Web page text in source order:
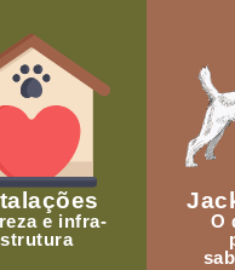
e infra-
O